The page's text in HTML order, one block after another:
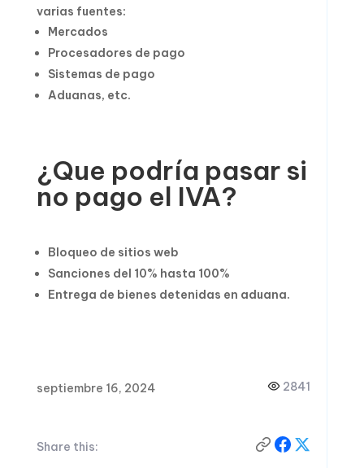
varias fuentes:
Mercados
Procesadores de pago
Sistemas de pago
Aduanas, etc.
¿Que podría pasar si
no pago el IVA?
Bloqueo de sitios web
Sanciones del 10% hasta 100%
Entrega de bienes detenidas en aduana.
septiembre 16, 2024 2841
Share this: